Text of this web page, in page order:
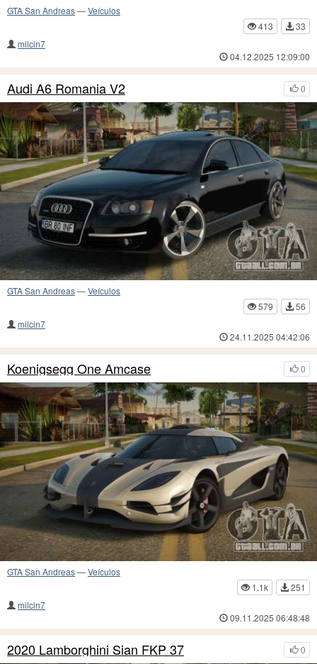
GTA San Andreas—Veículos
413
33
milcin7
04.12.2025 12:09:00
0
Audi A6 Romania V2
GTA San Andreas—Veículos
579
56
milcin7
24.11.2025 04:42:06
0
Koenigsegg One Amcase
GTA San Andreas—Veículos
1.1k
251
milcin7
09.11.2025 06:48:48
0
2020 Lamborghini Sian FKP 37